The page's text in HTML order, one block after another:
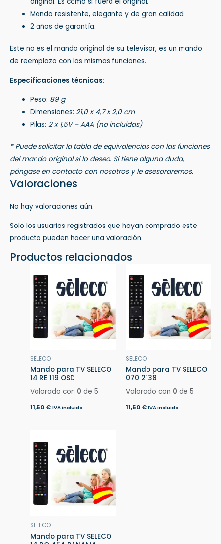
Mando resistente, elegante y de gran calidad.
2 años de garantía.
Éste no es el mando original de su televisor, es un mando
de reemplazo con las mismas funciones.
Especificaciones técnicas:
Peso: 89 g
Dimensiones:21,0 x 4,7 x 2,0 cm
Pilas:2 x 1,5V – AAA (no incluidas)
* Puede solicitar la tabla de equivalencias con las funciones
del mando original si lo desea. Si tiene alguna duda,
póngase en contacto con nosotros y le asesoraremos.
Valoraciones
No hay valoraciones aún.
Solo los usuarios registrados que hayan comprado este
producto pueden hacer una valoración.
Productos relacionados
SELECO
Mando para TV SELECO
14 RE 119 OSD
Valorado con 0 de 5
11,50 € IVA incluido
SELECO
Mando para TV SELECO
070 2138
Valorado con 0 de 5
11,50 € IVA incluido
SELECO
Mando para TV SELECO